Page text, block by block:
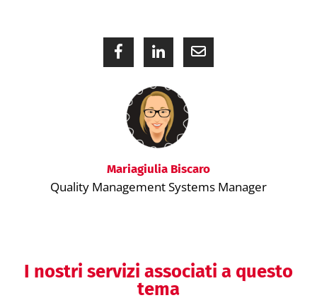
Mariagiulia Biscaro
Quality Management Systems Manager
I nostri servizi associati a questo
tema